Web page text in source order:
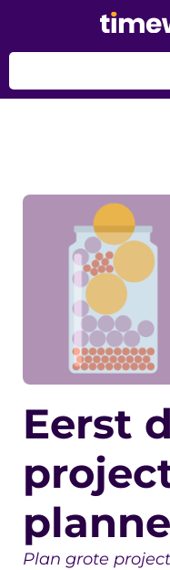
Eerst
Plan grote